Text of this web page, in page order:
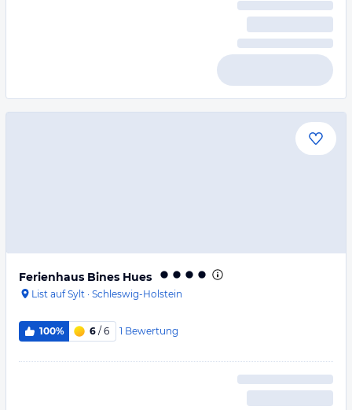
Ferienhaus Bines Hues
List auf Sylt · Schleswig-Holstein
100% 6 / 6 1 Bewertung